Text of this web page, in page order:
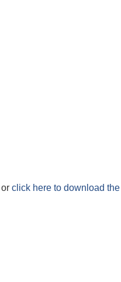
or click here to download